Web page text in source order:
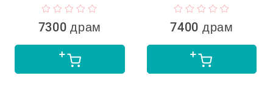
7300 драм 7400 драм